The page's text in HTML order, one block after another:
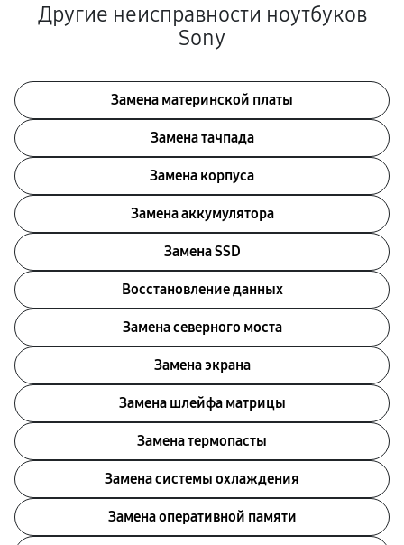
Другие неисправности ноутбуков
Sony
Замена материнской платы
Замена тачпада
Замена корпуса
Замена аккумулятора
Замена SSD
Восстановление данных
Замена северного моста
Замена экрана
Замена шлейфа матрицы
Замена термопасты
Замена системы охлаждения
Замена оперативной памяти